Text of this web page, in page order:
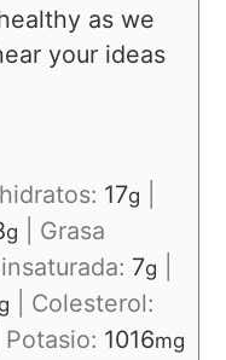
as we
your ideas
17g
g
Grasa
7g
g
Colesterol:
Potasio: 1016mg